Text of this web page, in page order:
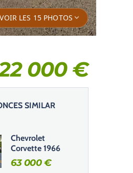
VOIR LES 15 PHOTOS
000€
SIMILAR
Chevrolet
Corvette 1966
63 000€